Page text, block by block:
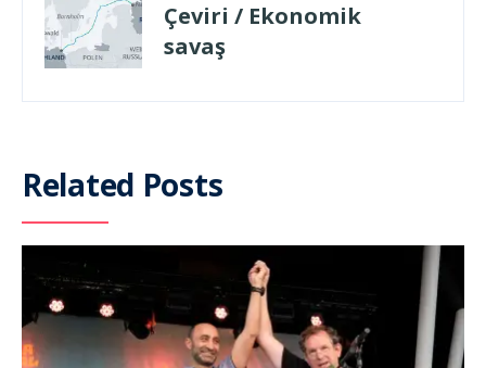
Çeviri / Ekonomik
savaş
Related Posts